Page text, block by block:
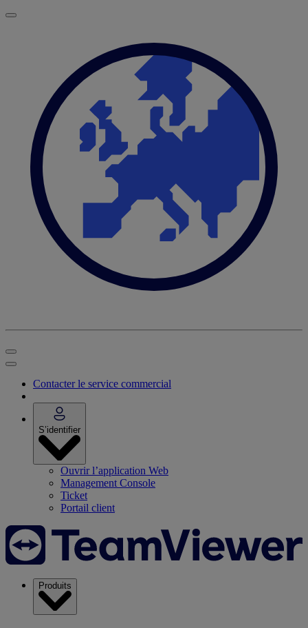
Contacter le service commercial
S’identifier
Ouvrir l’application Web
Management Console
Ticket
Portail client
Produits